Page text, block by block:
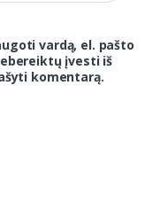
vardą, el. pašto
įvesti iš
komentarą.